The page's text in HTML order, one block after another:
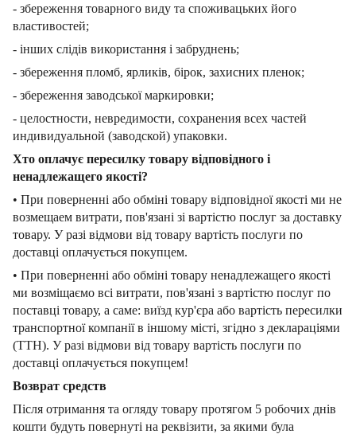
- збереження товарного виду та споживацьких його
властивостей;
- інших слідів використання і забруднень;
- збереження пломб, ярликів, бірок, захисних пленок;
- збереження заводської маркировки;
- целостности, невредимости, сохранения всех частей
индивидуальной (заводской) упаковки.
Хто оплачує пересилку товару відповідного і
ненадлежащего якості?
• При поверненні або обміні товару відповідної якості ми не
возмещаем витрати, пов'язані зі вартістю послуг за доставку
товару. У разі відмови від товару вартість послуги по
доставці оплачується покупцем.
• При поверненні або обміні товару ненадлежащего якості
ми возміщаємо всі витрати, пов'язані з вартістю послуг по
поставці товару, а саме: виїзд кур'єра або вартість пересилки
транспортної компанії в іншому місті, згідно з деклараціями
(ТТН). У разі відмови від товару вартість послуги по
доставці оплачується покупцем!
Возврат средств
Після отримання та огляду товару протягом 5 робочих днів
кошти будуть повернуті на реквізити, за якими була